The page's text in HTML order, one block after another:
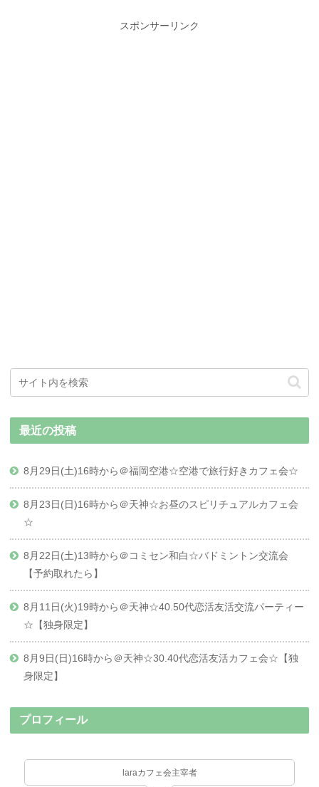
スポンサーリンク
最近の投稿
8月29日(土)16時から＠福岡空港☆空港で旅行好きカフェ会☆
8月23日(日)16時から＠天神☆お昼のスピリチュアルカフェ会
☆
8月22日(土)13時から＠コミセン和白☆バドミントン交流会
【予約取れたら】
8月11日(火)19時から＠天神☆40.50代恋活友活交流パーティー
☆【独身限定】
8月9日(日)16時から＠天神☆30.40代恋活友活カフェ会☆【独
身限定】
プロフィール
laraカフェ会主宰者